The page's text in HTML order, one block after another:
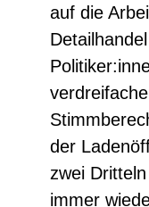
auf die
der
zwei
immer